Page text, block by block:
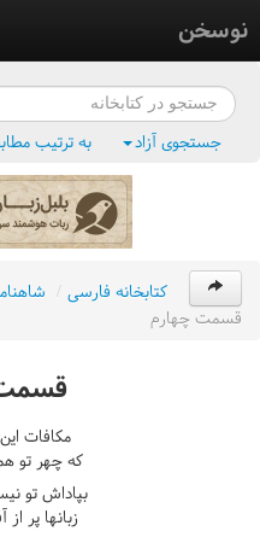
نوسخن
فرهنگ واژگان
جستجوی آزاد به ترتیب
کتابخانه فارسی /
قسمت چهارم
مکافات
که چهر تو
بپاداش تو
زبانها پر